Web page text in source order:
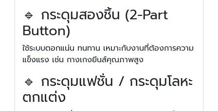
🔹 กระดุมสองชิ้น (2-Part
Button)
ใช้ระบบตอกแน่น ทนทาน เหมาะกับงานที่ต้องการความ
แข็งแรง เช่น กางเกงยีนส์คุณภาพสูง
🔹 กระดุมแฟชั่น / กระดุมโลหะ
ตกแต่ง